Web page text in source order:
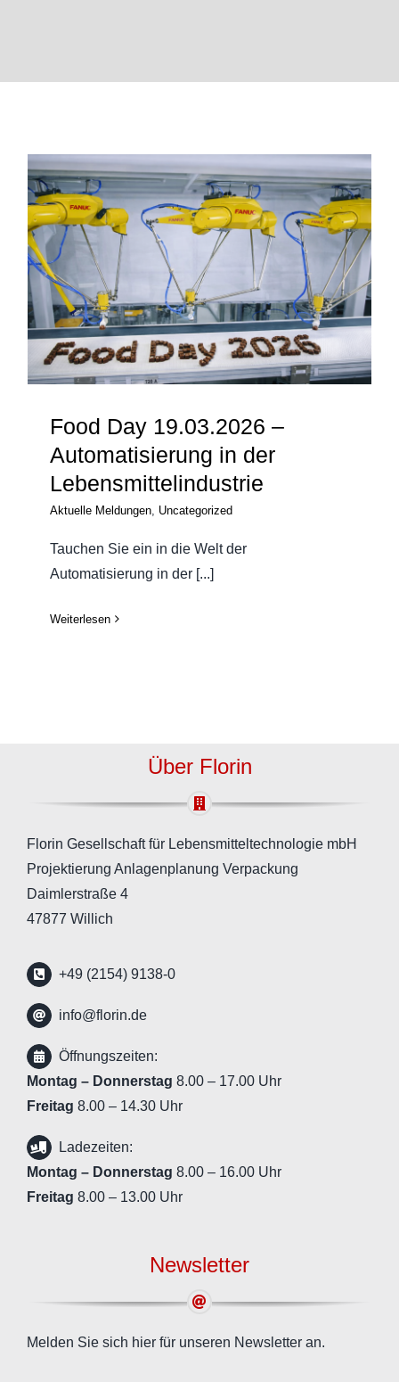
Food Day 19.03.2026 –
Automatisierung in der
Lebensmittelindustrie
Food Day 19.03.2026 –
Automatisierung in der
Lebensmittelindustrie
Aktuelle Meldungen Uncategorized
Tauchen Sie ein in die Welt der
Automatisierung in der [...]
Weiterlesen
Über Florin
Florin Gesellschaft für Lebensmitteltechnologie mbH
Projektierung Anlagenplanung Verpackung
Daimlerstraße 4
47877 Willich
+49 (2154) 9138-0
info@florin.de
Öffnungszeiten:
Montag – Donnerstag 8.00 – 17.00 Uhr
Freitag 8.00 – 14.30 Uhr
Ladezeiten:
Montag – Donnerstag 8.00 – 16.00 Uhr
Freitag 8.00 – 13.00 Uhr
Newsletter
Melden Sie sich hier für unseren Newsletter an.